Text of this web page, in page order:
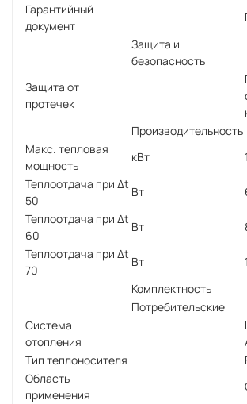
Гарантийный
документ
Защита и
безопасность
Защита от
протечек
Производительность
Макс. тепловая
мощность
кВт
Теплоотдача при Δt
50
Вт
Теплоотдача при Δt
60
Вт
Теплоотдача при Δt
70
Вт
Комплектность
Потребительские
Система
отопления
Тип теплоносителя
Область
применения